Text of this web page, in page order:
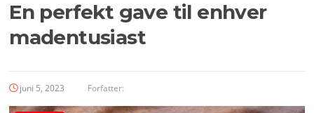
En perfekt gave til enhver
madentusiast
juni 5, 2023 Forfatter: